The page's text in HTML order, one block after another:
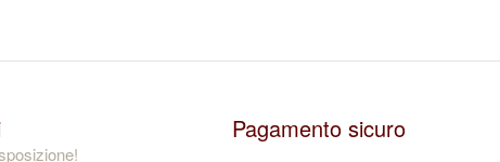
Pagamento sicuro